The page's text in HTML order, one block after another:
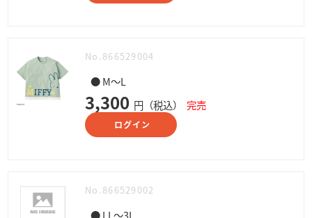
No.866529004
● M～L
3,300 円（税込） 完売
ログイン
No.866529002
● LL～3L